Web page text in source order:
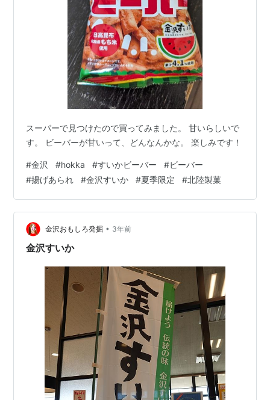
スーパーで見つけたので買ってみました。 甘いらしいで
す。 ビーバーが甘いって、どんなんかな。 楽しみです！
#金沢 #hokka #すいかビーバー #ビーバー
#揚げあられ #金沢すいか #夏季限定 #北陸製菓
金沢おもしろ発掘 • 3年前
金沢すいか